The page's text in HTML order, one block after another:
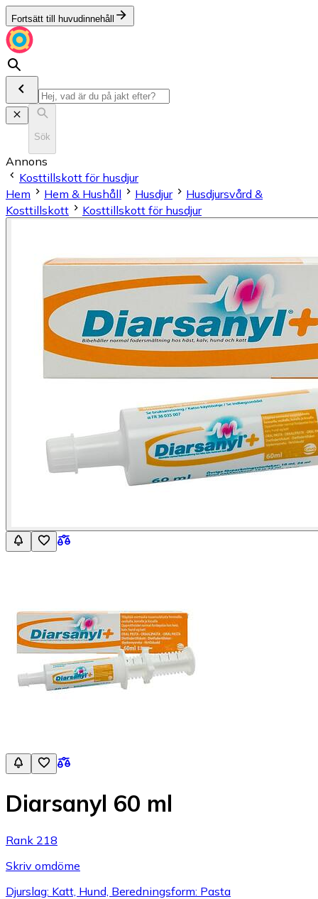
Fortsätt till huvudinnehåll
Sök
Annons
Kosttillskott för husdjur
Hem
Hem & Hushåll Husdjur
Husdjursvård &
Kosttillskott
Kosttillskott för husdjur
Diarsanyl 60 ml
Rank 218
Skriv omdöme
Djurslag: Katt, Hund, Beredningsform: Pasta